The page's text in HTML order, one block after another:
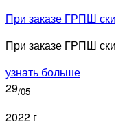
При заказе ГРПШ
При заказе ГРПШ
узнать больше
29/05
2022 г